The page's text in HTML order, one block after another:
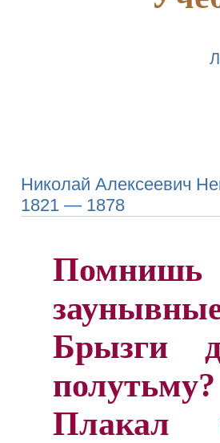
Николай Алексеевич
1821 — 1878
Брызги
полутьму?